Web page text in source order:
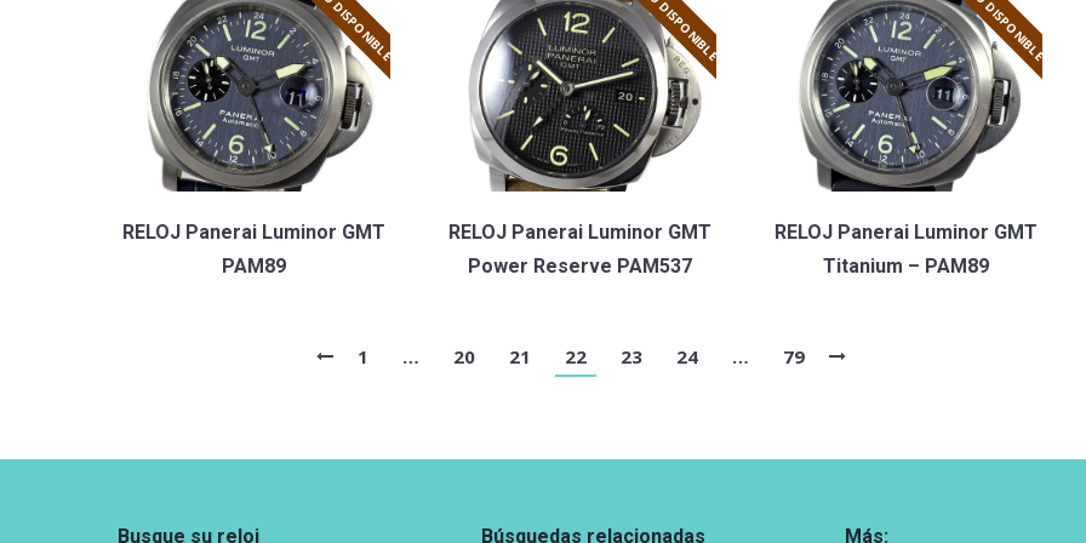
NO DISPONIBLE
RELOJ Panerai Luminor GMT
PAM89
NO DISPONIBLE
RELOJ Panerai Luminor GMT
Power Reserve PAM537
NO DISPONIBLE
RELOJ Panerai Luminor GMT
Titanium – PAM89
1 … 20 21 22 23 24 … 79
Busque su reloj Búsquedas relacionadas Más: